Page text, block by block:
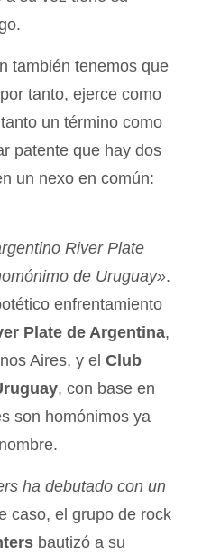
también tenemos que
tanto, ejerce como
un término como
patente que hay dos
un nexo en común:
River Plate
de Uruguay».
enfrentamiento
Plate de Argentina,
Aires, y el Club
, con base en
son homónimos ya
ha debutado con un
caso, el grupo de rock
bautizó a su